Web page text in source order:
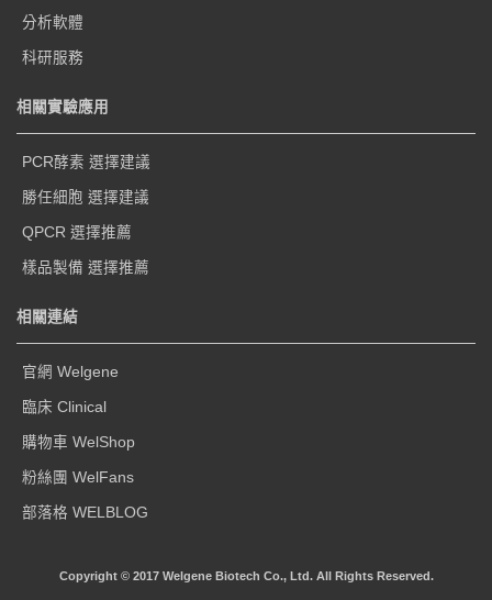
分析軟體
科研服務
相關實驗應用
PCR酵素 選擇建議
勝任細胞 選擇建議
QPCR 選擇推薦
樣品製備 選擇推薦
相關連結
官網 Welgene
臨床 Clinical
購物車 WelShop
粉絲團 WelFans
部落格 WELBLOG
Copyright © 2017 Welgene Biotech Co., Ltd. All Rights Reserved.